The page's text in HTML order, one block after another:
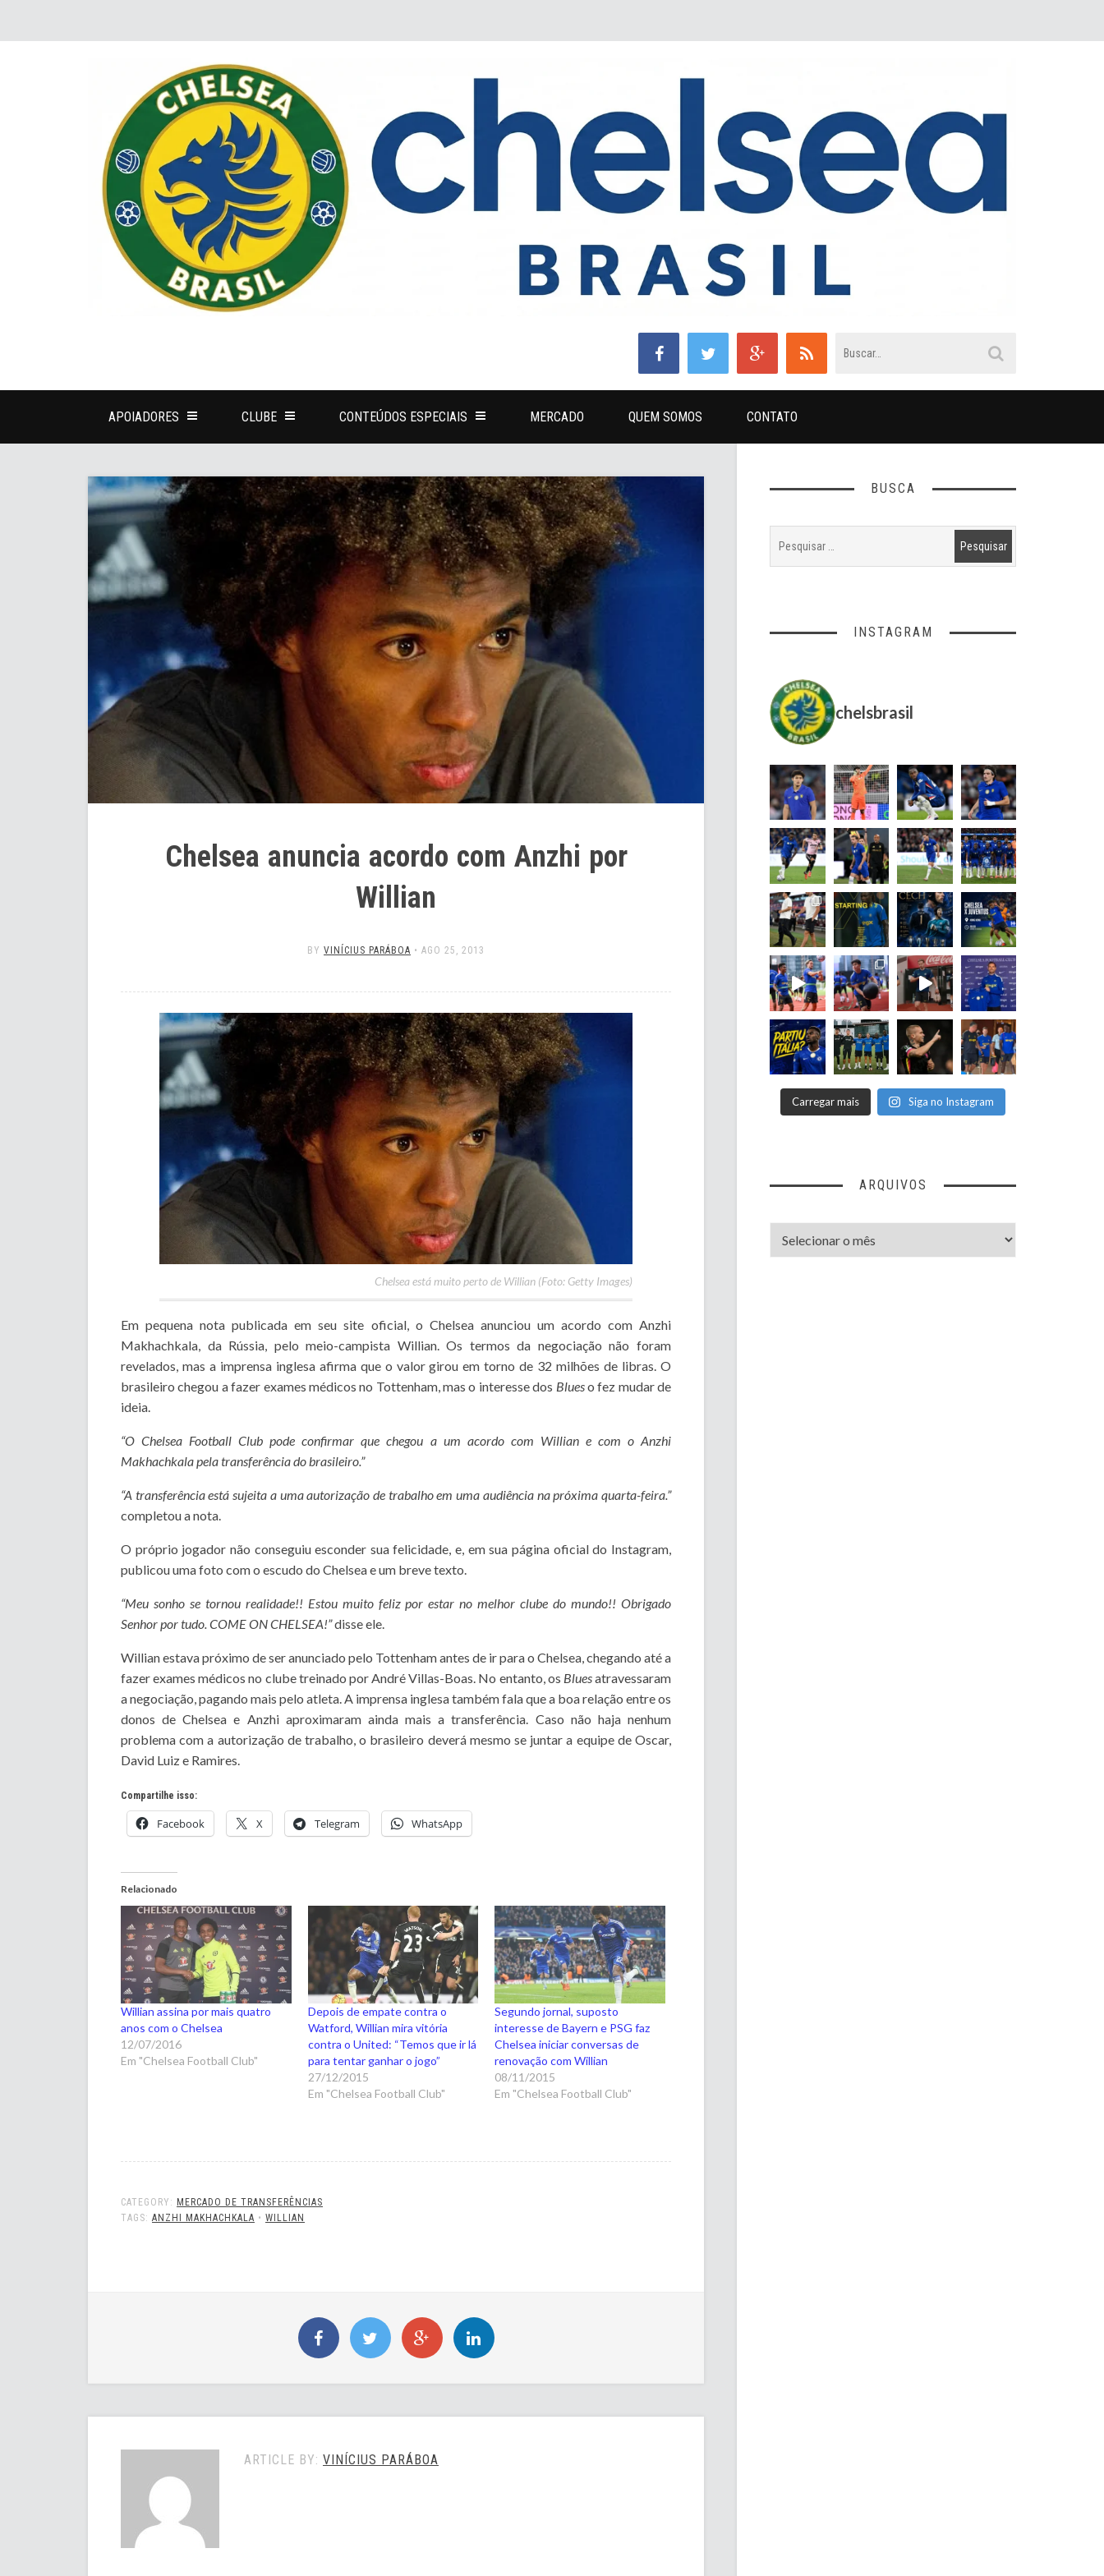
APOIADORES CLUBE CONTEÚDOS ESPECIAIS MERCADO QUEM SOMOS CONTATO
Chelsea anuncia acordo com Anzhi por
Willian
BY VINÍCIUS PARÁBOA • AGO 25, 2013
Chelsea está muito perto de Willian (Foto: Getty Images)
Em pequena nota publicada em seu site oficial, o Chelsea anunciou um acordo com Anzhi
Makhachkala, da Rússia, pelo meio-campista Willian. Os termos da negociação não foram
revelados, mas a imprensa inglesa afirma que o valor girou em torno de 32 milhões de libras. O
brasileiro chegou a fazer exames médicos no Tottenham, mas o interesse dos Blueso fez mudar de
ideia.
“O Chelsea Football Club pode confirmar que chegou a um acordo com Willian e com o Anzhi
Makhachkala pela transferência do brasileiro.”
“A transferência está sujeita a uma autorização de trabalho em uma audiência na próxima quarta-feira.”
completou a nota.
O próprio jogador não conseguiu esconder sua felicidade, e, em sua página oficial do Instagram,
publicou uma foto com o escudo do Chelsea e um breve texto.
“Meu sonho se tornou realidade!! Estou muito feliz por estar no melhor clube do mundo!! Obrigado
Senhor por tudo. COME ON CHELSEA!”disse ele.
Willian estava próximo de ser anunciado pelo Tottenham antes de ir para o Chelsea, chegando até a
fazer exames médicos no clube treinado por André Villas-Boas. No entanto, os Bluesatravessaram
a negociação, pagando mais pelo atleta. A imprensa inglesa também fala que a boa relação entre os
donos de Chelsea e Anzhi aproximaram ainda mais a transferência. Caso não haja nenhum
problema com a autorização de trabalho, o brasileiro deverá mesmo se juntar a equipe de Oscar,
David Luiz e Ramires.
Compartilhe isso:
Facebook X Telegram WhatsApp
Relacionado
Willian assina por mais quatro
anos com o Chelsea
12/07/2016
Em "Chelsea Football Club"
Depois de empate contra o
Watford, Willian mira vitória
contra o United: “Temos que ir lá
para tentar ganhar o jogo”
27/12/2015
Em "Chelsea Football Club"
Segundo jornal, suposto
interesse de Bayern e PSG faz
Chelsea iniciar conversas de
renovação com Willian
08/11/2015
Em "Chelsea Football Club"
CATEGORY: MERCADO DE TRANSFERÊNCIAS
TAGS: ANZHI MAKHACHKALA • WILLIAN
ARTICLE BY: VINÍCIUS PARÁBOA
BUSCA
INSTAGRAM
chelsbrasil
Carregar mais Siga no Instagram
ARQUIVOS